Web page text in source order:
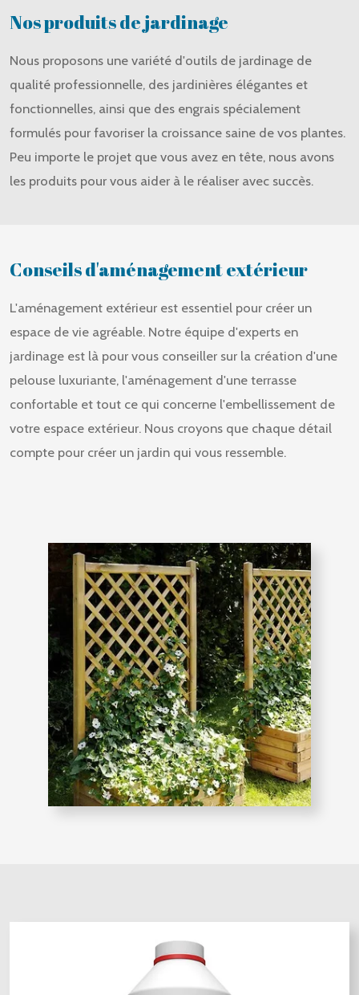
Nos produits de jardinage
Nous proposons une variété d'outils de jardinage de
qualité professionnelle, des jardinières élégantes et
fonctionnelles, ainsi que des engrais spécialement
formulés pour favoriser la croissance saine de vos plantes.
Peu importe le projet que vous avez en tête, nous avons
les produits pour vous aider à le réaliser avec succès.
Conseils d'aménagement extérieur
L'aménagement extérieur est essentiel pour créer un
espace de vie agréable. Notre équipe d'experts en
jardinage est là pour vous conseiller sur la création d'une
pelouse luxuriante, l'aménagement d'une terrasse
confortable et tout ce qui concerne l'embellissement de
votre espace extérieur. Nous croyons que chaque détail
compte pour créer un jardin qui vous ressemble.